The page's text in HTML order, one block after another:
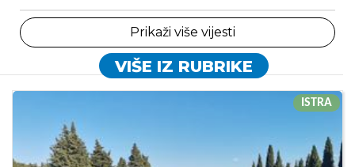
Prikaži više vijesti
VIŠE IZ RUBRIKE
ISTRA